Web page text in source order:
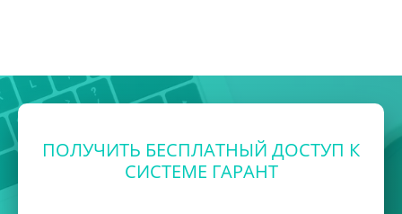
ПОЛУЧИТЬ БЕСПЛАТНЫЙ ДОСТУП К
СИСТЕМЕ ГАРАНТ